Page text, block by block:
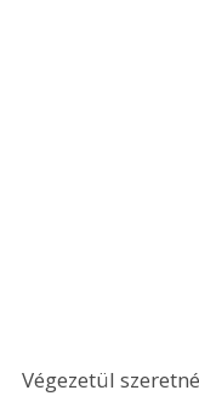
Végezetül